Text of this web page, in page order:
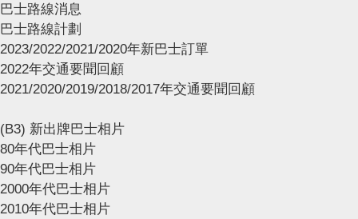
巴士路線消息
巴士路線計劃
2023/2022/2021/2020年新巴士訂單
2022年交通要聞回顧
2021/2020/2019/2018/2017年交通要聞回顧
(B3) 新出牌巴士相片
80年代巴士相片
90年代巴士相片
2000年代巴士相片
2010年代巴士相片